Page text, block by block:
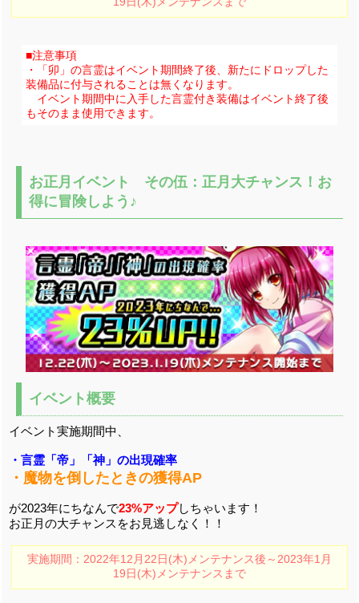
■注意事項
・「卯」の言霊はイベント期間終了後、新たにドロップした
装備品に付与されることは無くなります。
イベント期間中に入手した言霊付き装備はイベント終了後
もそのまま使用できます。
お正月イベント その伍：正月大チャンス！お
得に冒険しよう♪
イベント概要
イベント実施期間中、
・言霊「帝」「神」の出現確率
・魔物を倒したときの獲得AP
が2023年にちなんで23%アップしちゃいます！
お正月の大チャンスをお見逃しなく！！
実施期間：2022年12月22日(木)メンテナンス後～2023年1月
19日(木)メンテナンスまで